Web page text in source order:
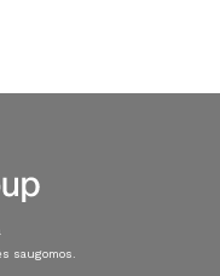
saugomos.